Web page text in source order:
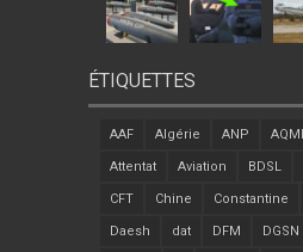
ÉTIQUETTES
AAF Algérie ANP AQMI
Attentat Aviation BDSL
CFT Chine Constantine
Daesh dat DFM DGSN